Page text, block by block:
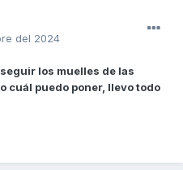
del 2024
los muelles de las
cuál puedo poner, llevo todo